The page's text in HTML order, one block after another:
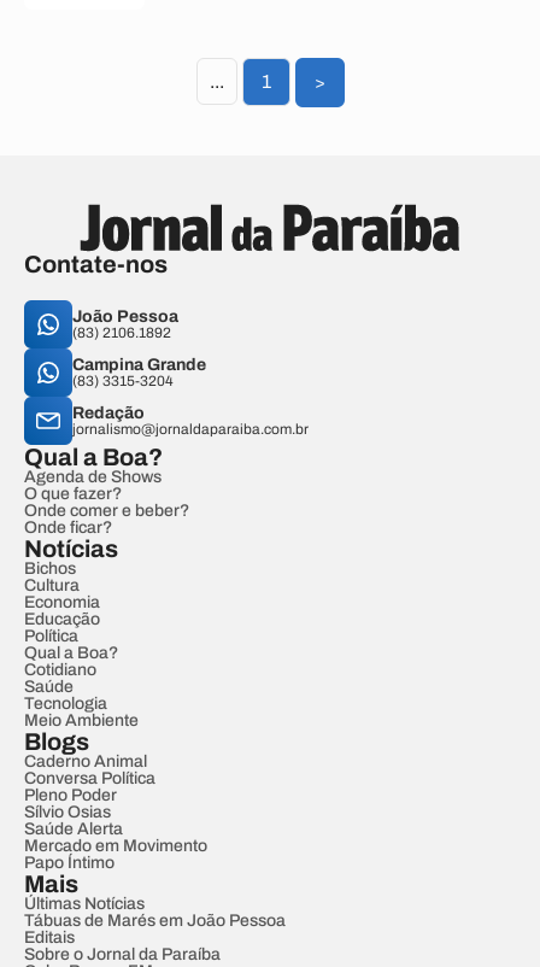
... 1 >
Contate-nos
João Pessoa
(83) 2106.1892
Campina Grande
(83) 3315-3204
Redação
jornalismo@jornaldaparaiba.com.br
Qual a Boa?
Agenda de Shows
O que fazer?
Onde comer e beber?
Onde ficar?
Notícias
Bichos
Cultura
Economia
Educação
Política
Qual a Boa?
Cotidiano
Saúde
Tecnologia
Meio Ambiente
Blogs
Caderno Animal
Conversa Política
Pleno Poder
Sílvio Osias
Saúde Alerta
Mercado em Movimento
Papo Íntimo
Mais
Últimas Notícias
Tábuas de Marés em João Pessoa
Editais
Sobre o Jornal da Paraíba